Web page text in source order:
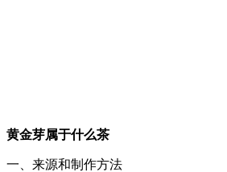
黄金芽属于什么茶
一、来源和制作方法